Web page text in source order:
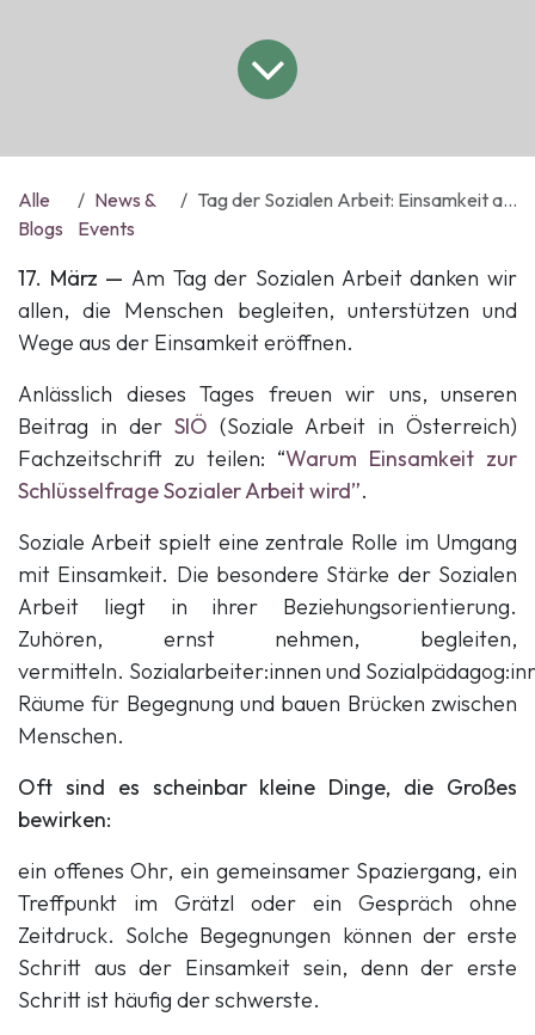
Alle
Blogs
News &
Events
Tag der Sozialen Arbeit: Einsamkeit als Schlüsselfrage
17. März — Am Tag der Sozialen Arbeit danken wir
allen, die Menschen begleiten, unterstützen und
Wege aus der Einsamkeit eröffnen.
Anlässlich dieses Tages freuen wir uns, unseren
Beitrag in der SIÖ (Soziale Arbeit in Österreich)
Fachzeitschrift zu teilen: “Warum Einsamkeit zur
Schlüsselfrage Sozialer Arbeit wird”.
Soziale Arbeit spielt eine zentrale Rolle im Umgang
mit Einsamkeit. Die besondere Stärke der Sozialen
Arbeit liegt in ihrer Beziehungsorientierung.
Zuhören, ernst nehmen, begleiten,
vermitteln. Sozialarbeiter:innen und
Räume für Begegnung und bauen Brücken zwischen
Menschen.
Oft sind es scheinbar kleine Dinge, die Großes
bewirken:
ein offenes Ohr, ein gemeinsamer Spaziergang, ein
Treffpunkt im Grätzl oder ein Gespräch ohne
Zeitdruck. Solche Begegnungen können der erste
Schritt aus der Einsamkeit sein, denn der erste
Schritt ist häufig der schwerste.